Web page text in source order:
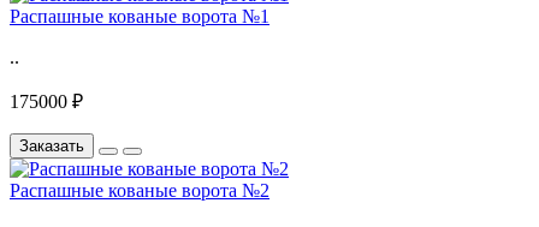
Распашные кованые ворота №1
..
175000 ₽
Заказать
Распашные кованые ворота №2